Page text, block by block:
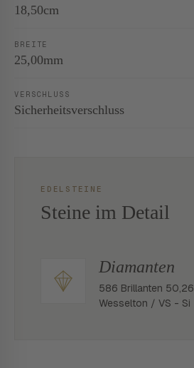
18,50cm
BREITE
25,00mm
VERSCHLUSS
Sicherheitsverschluss
EDELSTEINE
Steine im Detail
Diamanten
586 Brillanten
Wesselton / VS - Si